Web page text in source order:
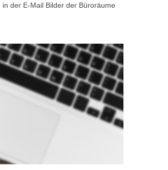
der E-Mail Bilder der Büroräume